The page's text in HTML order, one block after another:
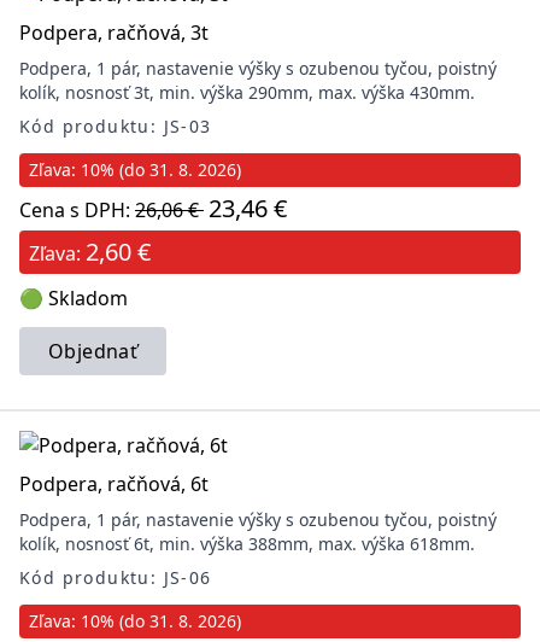
Podpera, račňová, 3t
Podpera, 1 pár, nastavenie výšky s ozubenou tyčou, poistný
kolík, nosnosť 3t, min. výška 290mm, max. výška 430mm.
Kód produktu: JS-03
Zľava: 10% (do 31. 8. 2026)
Cena s DPH: 26,06 € 23,46 €
Zľava: 2,60 €
🟢 Skladom
Objednať
Podpera, račňová, 6t
Podpera, 1 pár, nastavenie výšky s ozubenou tyčou, poistný
kolík, nosnosť 6t, min. výška 388mm, max. výška 618mm.
Kód produktu: JS-06
Zľava: 10% (do 31. 8. 2026)